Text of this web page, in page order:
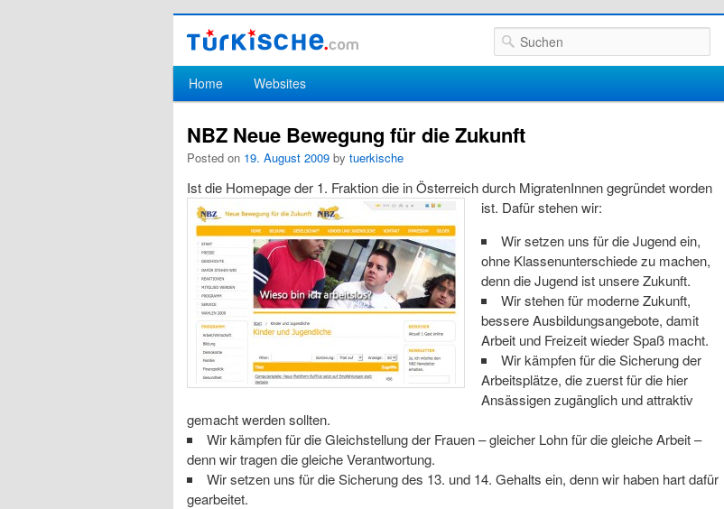
Suchen
Hauptmenü
Zum Inhalt wechseln
Zum sekundären Inhalt wechseln
Home Websites
NBZ Neue Bewegung für die Zukunft
Posted on 19. August 2009 by tuerkische
Ist die Homepage der 1. Fraktion die in Österreich durch MigratenInnen gegründet worden
ist. Dafür stehen wir:
Wir setzen uns für die Jugend ein,
ohne Klassenunterschiede zu machen,
denn die Jugend ist unsere Zukunft.
Wir stehen für moderne Zukunft,
bessere Ausbildungsangebote, damit
Arbeit und Freizeit wieder Spaß macht.
Wir kämpfen für die Sicherung der
Arbeitsplätze, die zuerst für die hier
Ansässigen zugänglich und attraktiv
gemacht werden sollten.
Wir kämpfen für die Gleichstellung der Frauen – gleicher Lohn für die gleiche Arbeit –
denn wir tragen die gleiche Verantwortung.
Wir setzen uns für die Sicherung des 13. und 14. Gehalts ein, denn wir haben hart dafür
gearbeitet.